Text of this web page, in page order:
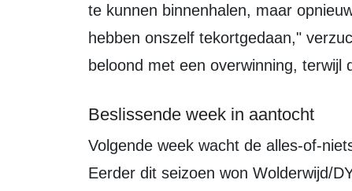
te kunnen binnenhalen, maar
hebben onszelf tekortgedaan,"
beloond met een overwinning,
Beslissende week in aantocht
Volgende week wacht de alles-of-niets wedstrijd tegen HBC in Heemskerk.
Eerder dit seizoen won Wolderwijd/